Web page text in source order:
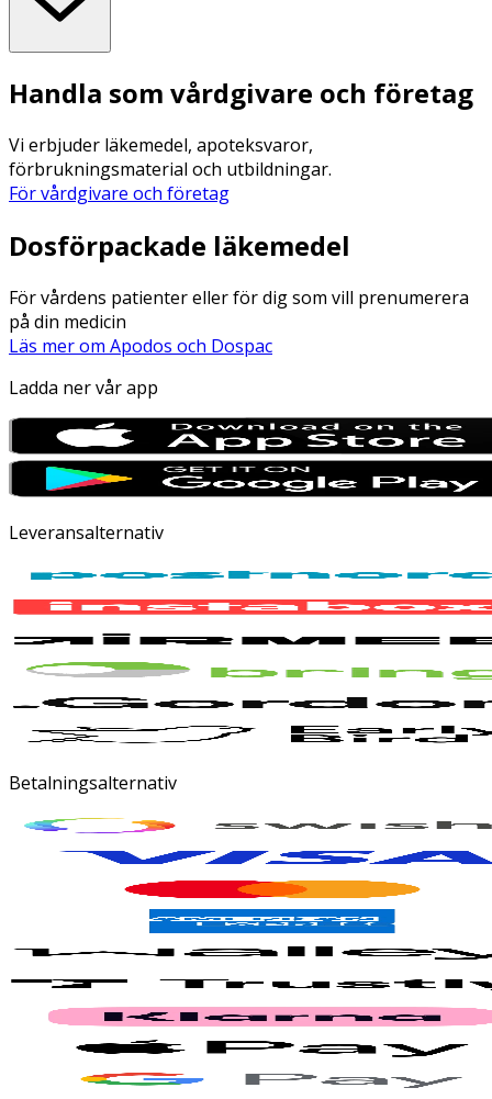
Handla som vårdgivare och företag
Vi erbjuder läkemedel, apoteksvaror,
förbrukningsmaterial och utbildningar.
För vårdgivare och företag
Dosförpackade läkemedel
För vårdens patienter eller för dig som vill prenumerera
på din medicin
Läs mer om Apodos och Dospac
Ladda ner vår app
Leveransalternativ
Betalningsalternativ